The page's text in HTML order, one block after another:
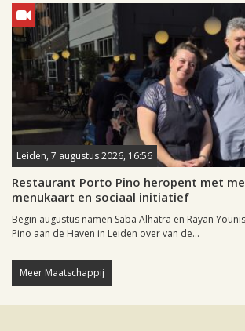
Leiden, 7 augustus 2026, 16:56
Restaurant Porto Pino heropent met
menukaart en sociaal initiatief
Begin augustus namen Saba Alhatra en Rayan
Pino aan de Haven in Leiden over van de...
Meer Maatschappij